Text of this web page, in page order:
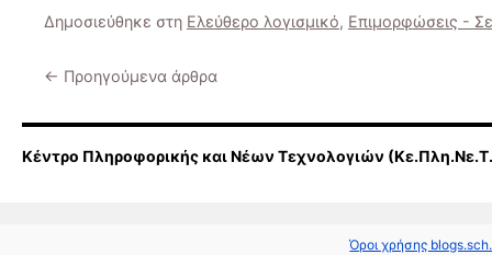
Δημοσιεύθηκε στη Ελεύθερο λογισμικό, Επιμορφώσεις -
← Προηγούμενα άρθρα
Κέντρο Πληροφορικής και Νέων Τεχνολογιών
Όροι χρήσης